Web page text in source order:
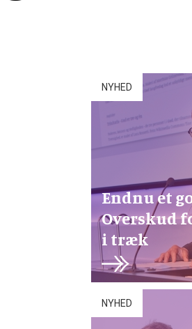
NYHED
Endnu et
Overskud
i træk
NYHED